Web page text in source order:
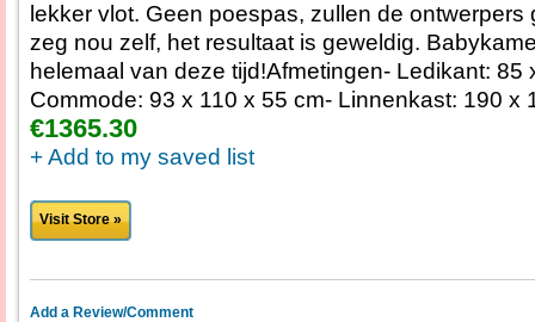
lekker vlot. Geen poespas, zullen de
zeg nou zelf, het resultaat is geweldig.
helemaal van deze tijd!Afmetingen- Ledikant: 85
Commode: 93 x 110 x 55 cm- Linnenkast: 190 x
€1365.30
+ Add to my saved list
Visit Store »
Add a Review/Comment